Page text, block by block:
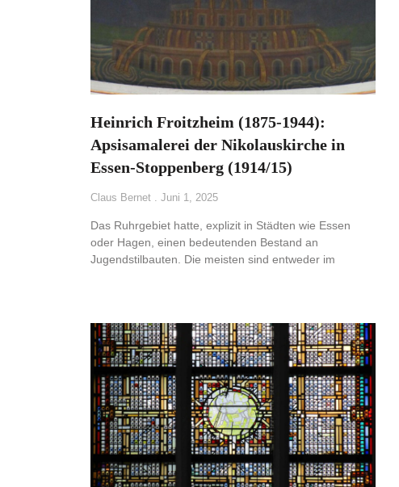
Heinrich Froitzheim (1875-1944):
Apsisamalerei der Nikolauskirche in
Essen-Stoppenberg (1914/15)
Claus Bernet Juni 1, 2025
Das Ruhrgebiet hatte, explizit in Städten wie Essen
oder Hagen, einen bedeutenden Bestand an
Jugendstilbauten. Die meisten sind entweder im